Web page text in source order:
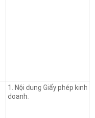
1. Nội dung Giấy phép kinh
doanh.